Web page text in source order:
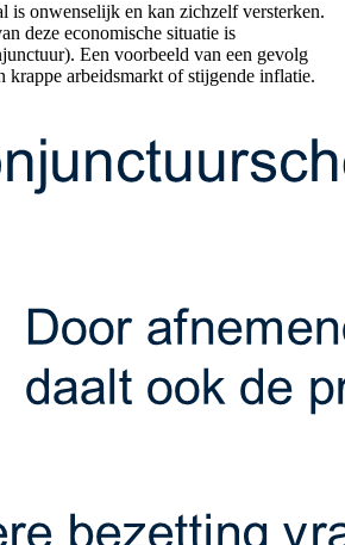
is onwenselijk en kan zichzelf versterken.
deze economische situatie is
Een voorbeeld van een gevolg
krappe arbeidsmarkt of stijgende inflatie.